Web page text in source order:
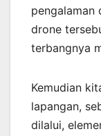
pengalaman
drone
terbangnya
Kemudian
lapangan,
dilalui,